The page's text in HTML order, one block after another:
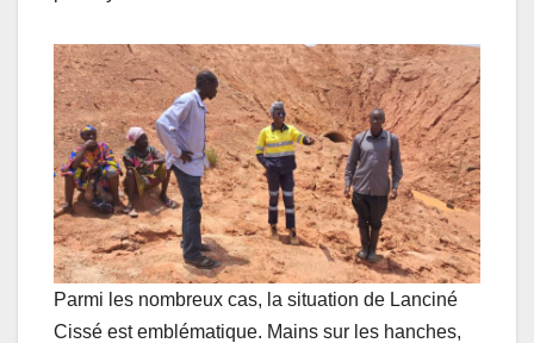
Parmi les nombreux cas, la situation de Lanciné
Cissé est emblématique. Mains sur les hanches,